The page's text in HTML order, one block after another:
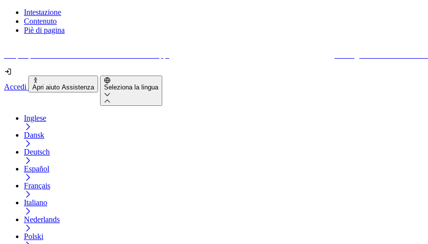
Intestazione
Contenuto
Piè di pagina
Accedi Apri aiuto Assistenza Seleziona la lingua
Inglese
Dansk
Deutsch
Español
Français
Italiano
Nederlands
Polski